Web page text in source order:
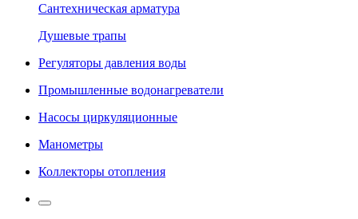
Сантехническая арматура
Душевые трапы
Регуляторы давления воды
Промышленные водонагреватели
Насосы циркуляционные
Манометры
Коллекторы отопления